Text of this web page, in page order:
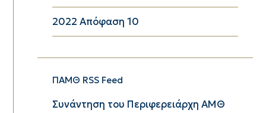
2022 Απόφαση 10
ΠΑΜΘ RSS Feed
Συνάντηση του Περιφερειάρχη ΑΜΘ